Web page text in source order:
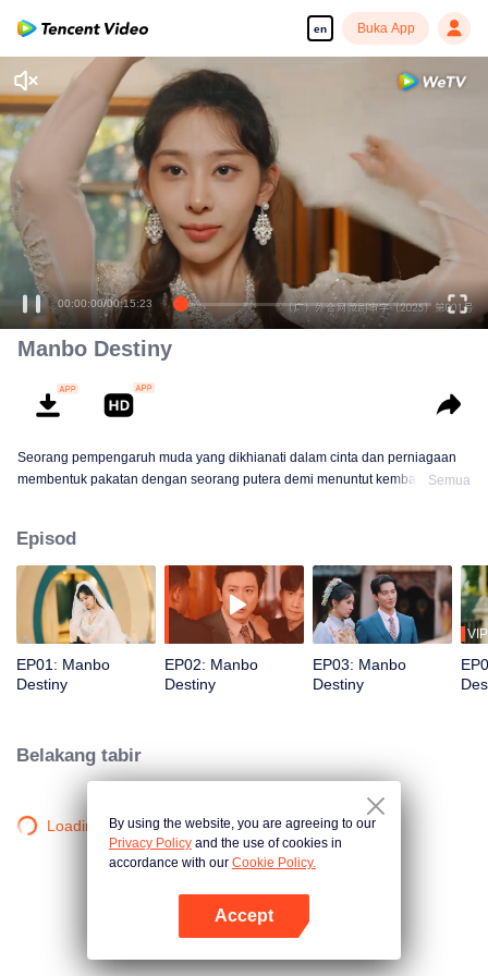
en Buka App
00:00:00/00:15:23
Manbo Destiny
Seorang pempengaruh muda yang dikhianati dalam cinta dan perniagaan
membentuk pakatan dengan seorang putera demi menuntut kembali
jiwa dari kehidupan lampau yang mungkin menjadi takdir atau sumpahan.
Semua
Episod
EP01: Manbo
Destiny
EP02: Manbo
Destiny
EP03: Manbo
Destiny
VIP
Belakang tabir
Loading…By using the website, you are agreeing to our
Privacy Policy and the use of cookies in
accordance with our Cookie Policy.
Accept